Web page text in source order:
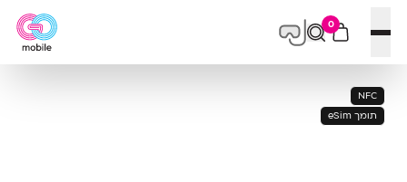
פתח תפריט
0
NFC
תומך eSim